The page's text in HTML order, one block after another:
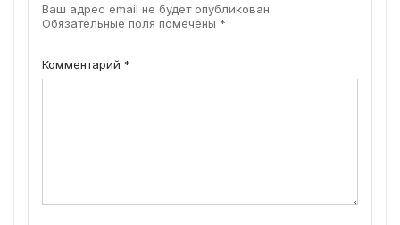
Ваш адрес email не будет опубликован.
Обязательные поля помечены *
Комментарий *